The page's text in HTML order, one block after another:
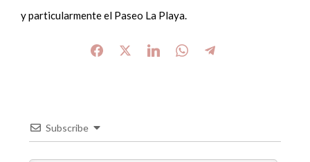
y particularmente el Paseo La Playa.
Subscribe